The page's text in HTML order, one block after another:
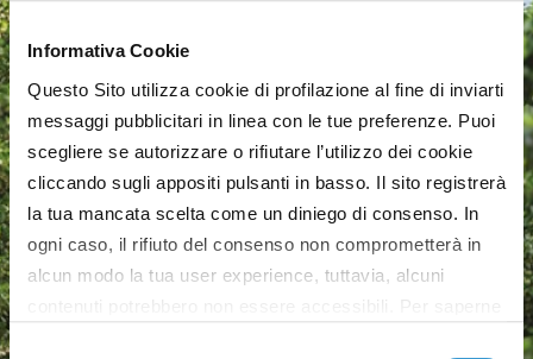
Informativa Cookie
Questo Sito utilizza cookie di profilazione al fine di inviarti
messaggi pubblicitari in linea con le tue preferenze. Puoi
scegliere se autorizzare o rifiutare l’utilizzo dei cookie
cliccando sugli appositi pulsanti in basso. Il sito registrerà
la tua mancata scelta come un diniego di consenso. In
ogni caso, il rifiuto del consenso non comprometterà in
alcun modo la tua user experience, tuttavia, alcuni
Selezione